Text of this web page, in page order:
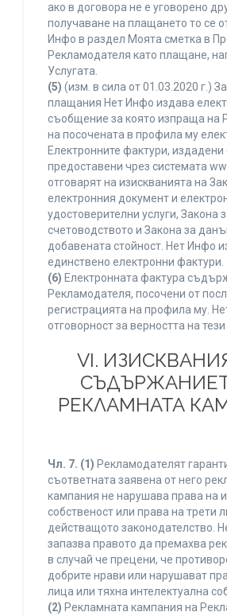
ако в договора не е уговорено
получаване на плащането то се
Инфо в раздел Моята сметка в
Рекламодателя като плащане,
Услугата.
(5) (изм. в сила от 01.03.2020 г.)
плащания Нет Инфо издава
съобщение за която изпраща на
на посочената в профила му
Електронните фактури,
предоставени чрез системата
отговарят на изискванията на
електронния документ и
удостоверителни услуги, Закона
счетоводството и Закона за
добавената стойност. Нет Инфо
единствено електронни фактури.
(6) Електронната фактура
Рекламодателя, посочени от
регистрацията на профила му.
отговорност за верността на
VI.
РЕКЛАМНАТА
Чл. 7. (1) Рекламодателят
съответната заявена от него
кампания не нарушава права на
собственост или права на трети
действащото законодателство.
запазва правото да премахва
в случай че прецени, че
добрите нрави или нарушават
лица или тяхна интелектуална
(2) Рекламната кампания на